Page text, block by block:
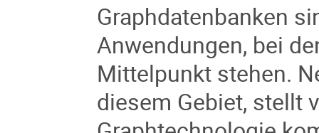
Graphdatenbanken
Anwendungen, bei
Mittelpunkt stehen.
diesem Gebiet, stellt